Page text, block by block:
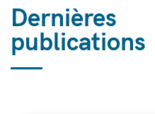
Dernières
publications